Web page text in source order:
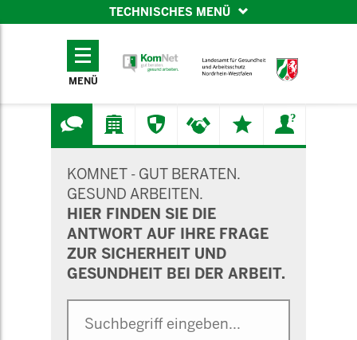
TECHNISCHES MENÜ
TECHNISCHES
MENÜ
KOMNET - GUT BERATEN.
GESUND ARBEITEN.
HIER FINDEN SIE DIE
ANTWORT AUF IHRE FRAGE
ZUR SICHERHEIT UND
GESUNDHEIT BEI DER ARBEIT.